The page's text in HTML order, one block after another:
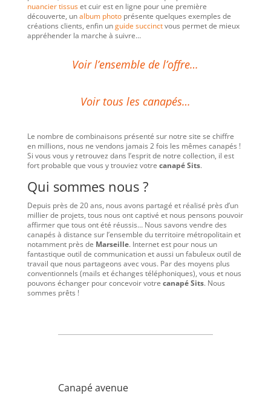
nuancier tissuset cuir est en ligne pour une première
découverte, unalbum photoprésente quelques exemples de
créations clients, enfin unguide succinctvous permet de mieux
appréhender la marche à suivre…
Voir l’ensemble de l’offre…
Voir tous les canapés…
Le nombre de combinaisons présenté sur notre site se chiffre
en millions, nous ne vendons jamais 2 fois les mêmes canapés !
Si vous vous y retrouvez dans l’esprit de notre collection, il est
fort probable que vous y trouviez votre canapé Sits.
Qui sommes nous ?
Depuis près de 20 ans, nous avons partagé et réalisé près d’un
millier de projets, tous nous ont captivé et nous pensons pouvoir
affirmer que tous ont été réussis… Nous savons vendre des
canapés à distance sur l’ensemble du territoire métropolitain et
notamment près de Marseille. Internet est pour nous un
fantastique outil de communication et aussi un fabuleux outil de
travail que nous partageons avec vous. Par des moyens plus
conventionnels (mails et échanges téléphoniques), vous et nous
pouvons échanger pour concevoir votre canapé Sits. Nous
sommes prêts !
Canapé avenue